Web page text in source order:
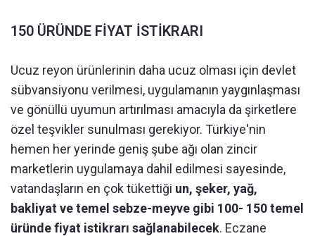
150 ÜRÜNDE FİYAT İSTİKRARI
Ucuz reyon ürünlerinin daha ucuz olması için devlet
sübvansiyonu verilmesi, uygulamanın yaygınlaşması
ve gönüllü uyumun artırılması amacıyla da şirketlere
özel teşvikler sunulması gerekiyor. Türkiye'nin
hemen her yerinde geniş şube ağı olan zincir
marketlerin uygulamaya dahil edilmesi sayesinde,
vatandaşların en çok tükettiği un, şeker, yağ,
bakliyat ve temel sebze-meyve gibi 100- 150 temel
üründe fiyat istikrarı sağlanabilecek. Eczane